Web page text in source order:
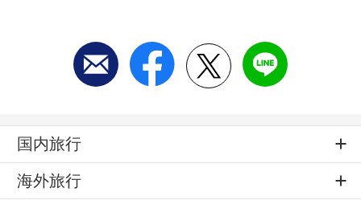
国内旅行
海外旅行